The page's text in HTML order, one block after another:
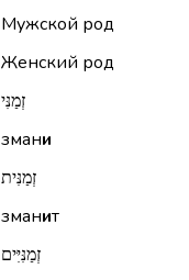
Мужской род
Женский род
זְמַנִּי
змани
זְמַנִּית
зманит
זְמַנִּיִּים